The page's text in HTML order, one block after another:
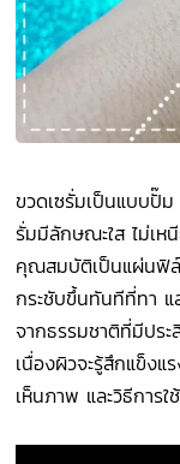
ขวดเซรั่มเป็นแบบปั๊ม
รั่มมีลักษณะใส ไม่เ
คุณสมบัติเป็นแผ่นฟิ
กระชับขึ้นทันทีที่ทา แ
จากธรรมชาติที่มีประ
เนื่องผิวจะรู้สึกแข็ง
เห็นภาพ และวิธีการ